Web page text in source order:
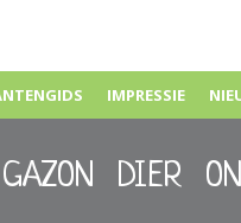
IMPRESSIE
GAZON DIER